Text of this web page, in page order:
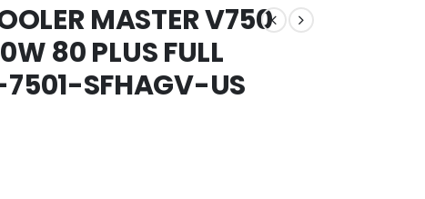
MASTER V750
80 PLUS FULL
7501-SFHAGV-US